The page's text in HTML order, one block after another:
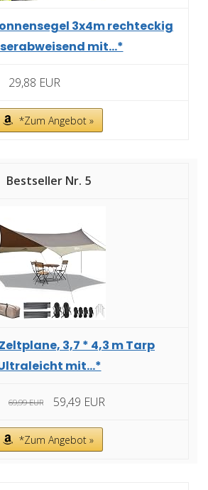
3x4m rechteckig
mit...*
29,88 EUR
*Zum Angebot »
5
3,7 * 4,3 m Tarp
mit...*
69,99 EUR 59,49 EUR
*Zum Angebot »